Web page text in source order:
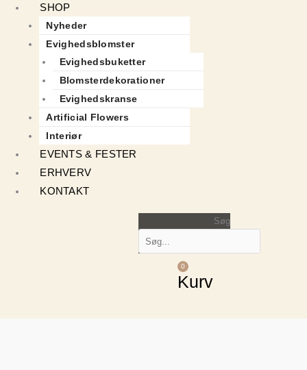
SHOP
Nyheder
Evighedsblomster
Evighedsbuketter
Blomsterdekorationer
Evighedskranse
Artificial Flowers
Interiør
EVENTS & FESTER
ERHVERV
KONTAKT
Søg
0
Kurv